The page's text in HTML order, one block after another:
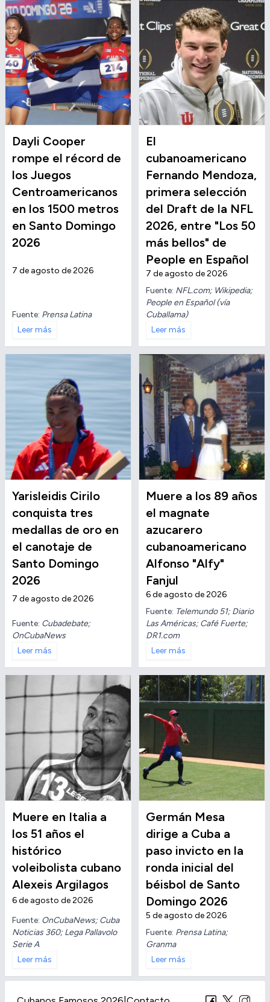
Dayli Cooper
rompe el récord de
los Juegos
Centroamericanos
en los 1500 metros
en Santo Domingo
2026
7 de agosto de 2026
Fuente: Prensa Latina
Leer más
El
cubanoamericano
Fernando Mendoza,
primera selección
del Draft de la NFL
2026, entre "Los 50
más bellos" de
People en Español
7 de agosto de 2026
Fuente: NFL.com; Wikipedia;
People en Español (vía
Cuballama)
Leer más
Yarisleidis Cirilo
conquista tres
medallas de oro en
el canotaje de
Santo Domingo
2026
7 de agosto de 2026
Fuente: Cubadebate;
OnCubaNews
Leer más
Muere a los 89 años
el magnate
azucarero
cubanoamericano
Alfonso "Alfy"
Fanjul
6 de agosto de 2026
Fuente: Telemundo 51; Diario
Las Américas; Café Fuerte;
DR1.com
Leer más
Muere en Italia a
los 51 años el
histórico
voleibolista cubano
Alexeis Argilagos
6 de agosto de 2026
Fuente: OnCubaNews; Cuba
Noticias 360; Lega Pallavolo
Serie A
Leer más
Germán Mesa
dirige a Cuba a
paso invicto en la
ronda inicial del
béisbol de Santo
Domingo 2026
5 de agosto de 2026
Fuente: Prensa Latina;
Granma
Leer más